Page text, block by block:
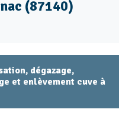
(87140)
Déshydratation boues
d’épuration